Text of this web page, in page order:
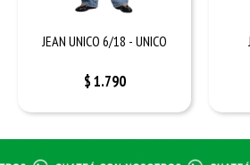
JEAN UNICO 6/18 - UNICO
$1.790